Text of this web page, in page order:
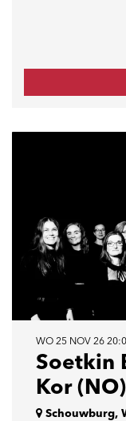
Soetkin
Kor (NO)
WO 25 NOV 26
Schouwburg,